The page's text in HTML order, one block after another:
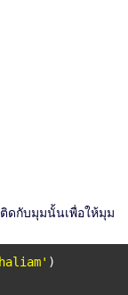
ดกับมุมนั้นเพื่อให้มุม
)